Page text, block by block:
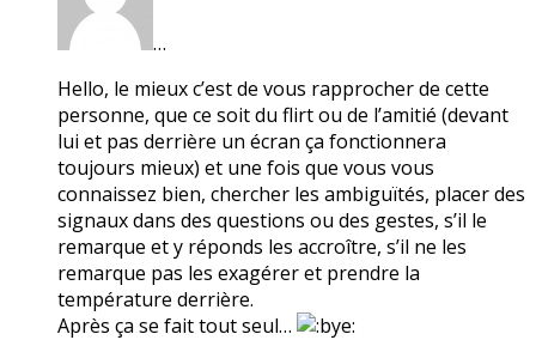
…
Hello, le mieux c’est de vous rapprocher de cette
personne, que ce soit du flirt ou de l’amitié (devant
lui et pas derrière un écran ça fonctionnera
toujours mieux) et une fois que vous vous
connaissez bien, chercher les ambiguïtés, placer des
signaux dans des questions ou des gestes, s’il le
remarque et y réponds les accroître, s’il ne les
remarque pas les exagérer et prendre la
température derrière.
Après ça se fait tout seul…